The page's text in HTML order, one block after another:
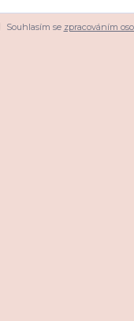
Souhlasím se zpracováním